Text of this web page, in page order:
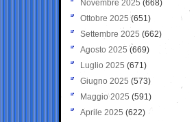
Novembre 2025 (668)
Ottobre 2025 (651)
Settembre 2025 (662)
Agosto 2025 (669)
Luglio 2025 (671)
Giugno 2025 (573)
Maggio 2025 (591)
Aprile 2025 (622)